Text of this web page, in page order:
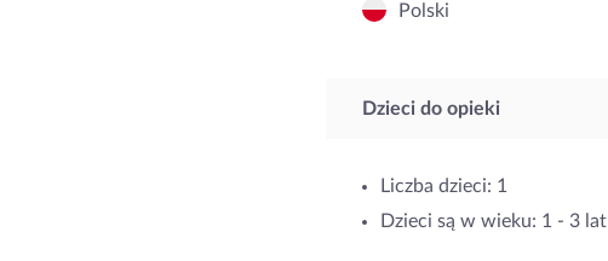
Polski
Dzieci do opieki
Liczba dzieci: 1
Dzieci są w wieku: 1 - 3 lat